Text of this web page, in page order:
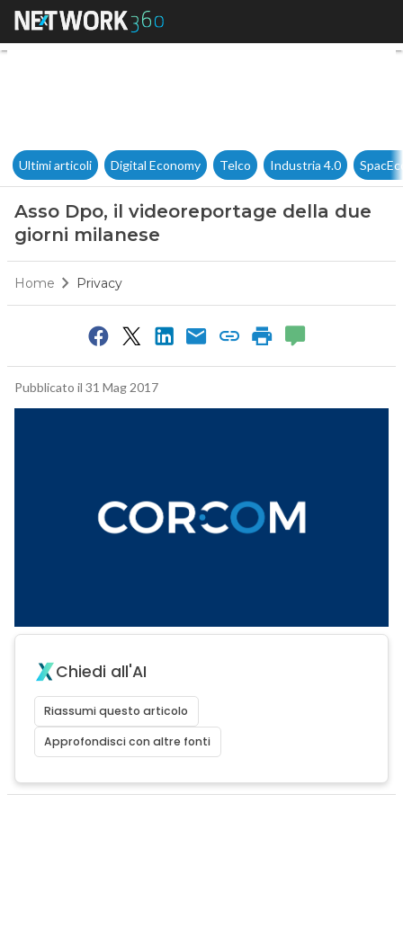
Asso Dpo, il videoreportage
Ultimi articoli Digital Economy Telco Industria 4.0
Asso Dpo, il videoreportage della due
giorni milanese
Home Privacy
Pubblicato il 31 Mag 2017
Chiedi all'AI
Riassumi questo articolo
Approfondisci con altre fonti